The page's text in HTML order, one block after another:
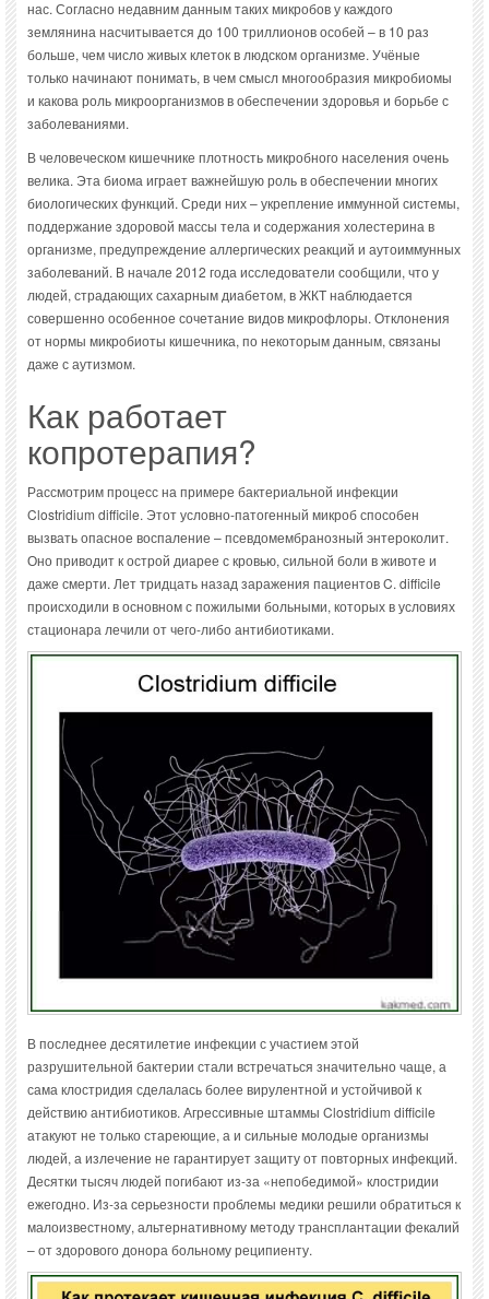
нас. Согласно недавним данным таких микробов у каждого
землянина насчитывается до 100 триллионов особей – в 10 раз
больше, чем число живых клеток в людском организме. Учёные
только начинают понимать, в чем смысл многообразия микробиомы
и какова роль микроорганизмов в обеспечении здоровья и борьбе с
заболеваниями.
В человеческом кишечнике плотность микробного населения очень
велика. Эта биома играет важнейшую роль в обеспечении многих
биологических функций. Среди них – укрепление иммунной системы,
поддержание здоровой массы тела и содержания холестерина в
организме, предупреждение аллергических реакций и аутоиммунных
заболеваний. В начале 2012 года исследователи сообщили, что у
людей, страдающих сахарным диабетом, в ЖКТ наблюдается
совершенно особенное сочетание видов микрофлоры. Отклонения
от нормы микробиоты кишечника, по некоторым данным, связаны
даже с аутизмом.
Как работает
копротерапия?
Рассмотрим процесс на примере бактериальной инфекции
Clostridium difficile. Этот условно-патогенный микроб способен
вызвать опасное воспаление – псевдомембранозный энтероколит.
Оно приводит к острой диарее с кровью, сильной боли в животе и
даже смерти. Лет тридцать назад заражения пациентов C. difficile
происходили в основном с пожилыми больными, которых в условиях
стационара лечили от чего-либо антибиотиками.
В последнее десятилетие инфекции с участием этой
разрушительной бактерии стали встречаться значительно чаще, а
сама клостридия сделалась более вирулентной и устойчивой к
действию антибиотиков. Агрессивные штаммы Clostridium difficile
атакуют не только стареющие, а и сильные молодые организмы
людей, а излечение не гарантирует защиту от повторных инфекций.
Десятки тысяч людей погибают из-за «непобедимой» клостридии
ежегодно. Из-за серьезности проблемы медики решили обратиться к
малоизвестному, альтернативному методу трансплантации фекалий
– от здорового донора больному реципиенту.